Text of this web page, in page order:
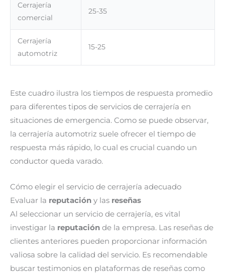
Cerrajería
comercial
25-35
Cerrajería
automotriz
15-25
Este cuadro ilustra los tiempos de respuesta promedio
para diferentes tipos de servicios de cerrajería en
situaciones de emergencia. Como se puede observar,
la cerrajería automotriz suele ofrecer el tiempo de
respuesta más rápido, lo cual es crucial cuando un
conductor queda varado.
Cómo elegir el servicio de cerrajería adecuado
Evaluar la reputación y las reseñas
Al seleccionar un servicio de cerrajería, es vital
investigar la reputación de la empresa. Las reseñas de
clientes anteriores pueden proporcionar información
valiosa sobre la calidad del servicio. Es recomendable
buscar testimonios en plataformas de reseñas como